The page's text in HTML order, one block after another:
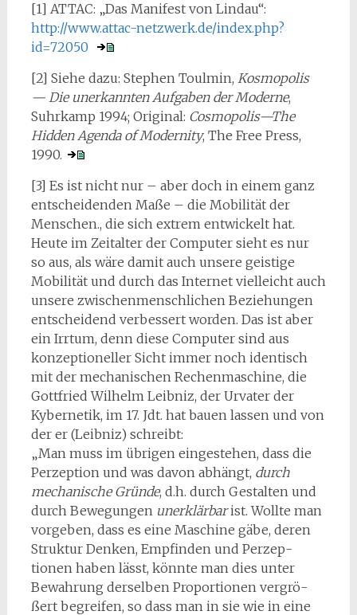
[1] ATTAC: „Das Manifest von Lindau“:
http://www.attac-netzwerk.de/index.php?
id=72050
[2] Siehe dazu: Stephen Toulmin, Kosmopolis
— Die unerkannten Aufgaben der Moderne,
Suhrkamp 1994; Original: Cosmopolis—The
Hidden Agenda of Modernity, The Free Press,
1990.
[3] Es ist nicht nur – aber doch in einem ganz
entscheidenden Maße – die Mobilität der
Menschen., die sich extrem entwickelt hat.
Heute im Zeitalter der Computer sieht es nur
so aus, als wäre damit auch unsere geistige
Mobilität und durch das Internet vielleicht auch
unsere zwischenmenschlichen Beziehungen
entscheidend verbessert worden. Das ist aber
ein Irrtum, denn diese Computer sind aus
konzeptioneller Sicht immer noch identisch
mit der mechanischen Rechenmaschine, die
Gottfried Wilhelm Leibniz, der Urvater der
Kybernetik, im 17. Jdt. hat bauen lassen und von
der er (Leibniz) schreibt:
„Man muss im übrigen eingestehen, dass die
Perzeption und was davon abhängt, durch
mechanische Gründe, d.h. durch Gestalten und
durch Bewegungen unerklär­barist. Wollte man
vorgeben, dass es eine Maschine gäbe, deren
Struktur Denken, Empfinden und Perzep­
tionen haben lässt, könnte man dies unter
Bewahrung derselben Proportionen vergrö­
ßert begreifen, so dass man in sie wie in eine